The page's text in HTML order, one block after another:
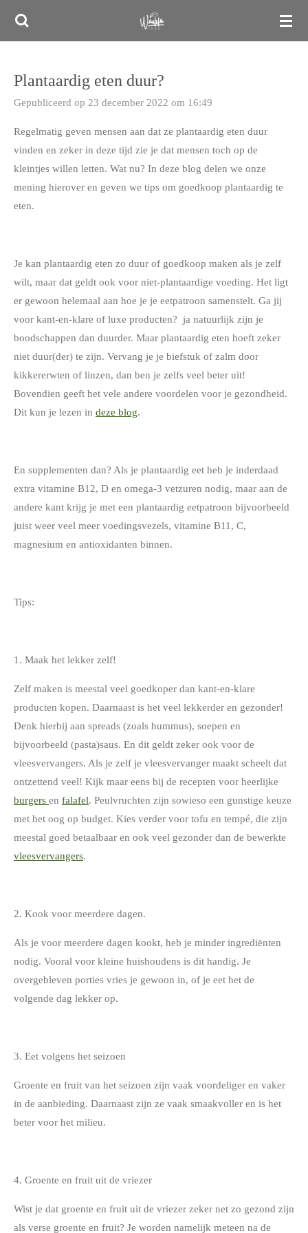
Ga
hoofdinhoud
Plantaardig eten duur?
Gepubliceerd op 23 december 2022 om 16:49
Regelmatig geven mensen aan dat ze plantaardig eten duur
vinden en zeker in deze tijd zie je dat mensen toch op de
kleintjes willen letten. Wat nu? In deze blog delen we onze
mening hierover en geven we tips om goedkoop plantaardig te
eten.
Je kan plantaardig eten zo duur of goedkoop maken als je zelf
wilt, maar dat geldt ook voor niet-plantaardige voeding. Het ligt
er gewoon helemaal aan hoe je je eetpatroon samenstelt. Ga jij
voor kant-en-klare of luxe producten? ja natuurlijk zijn je
boodschappen dan duurder. Maar plantaardig eten hoeft zeker
niet duur(der) te zijn. Vervang je je biefstuk of zalm door
kikkererwten of linzen, dan ben je zelfs veel beter uit!
Bovendien geeft het vele andere voordelen voor je gezondheid.
Dit kun je lezen in deze blog.
En supplementen dan? Als je plantaardig eet heb je inderdaad
extra vitamine B12, D en omega-3 vetzuren nodig, maar aan de
andere kant krijg je met een plantaardig eetpatroon bijvoorbeeld
juist weer veel meer voedingsvezels, vitamine B11, C,
magnesium en antioxidanten binnen.
Tips:
1. Maak het lekker zelf!
Zelf maken is meestal veel goedkoper dan kant-en-klare
producten kopen. Daarnaast is het veel lekkerder en gezonder!
Denk hierbij aan spreads (zoals hummus), soepen en
bijvoorbeeld (pasta)saus. En dit geldt zeker ook voor de
vleesvervangers. Als je zelf je vleesvervanger maakt scheelt dat
ontzettend veel! Kijk maar eens bij de recepten voor heerlijke
burgers en falafel. Peulvruchten zijn sowieso een gunstige keuze
met het oog op budget. Kies verder voor tofu en tempé, die zijn
meestal goed betaalbaar en ook veel gezonder dan de bewerkte
vleesvervangers.
2. Kook voor meerdere dagen.
Als je voor meerdere dagen kookt, heb je minder ingrediënten
nodig. Vooral voor kleine huishoudens is dit handig. Je
overgebleven porties vries je gewoon in, of je eet het de
volgende dag lekker op.
3. Eet volgens het seizoen
Groente en fruit van het seizoen zijn vaak voordeliger en vaker
in de aanbieding. Daarnaast zijn ze vaak smaakvoller en is het
beter voor het milieu.
4. Groente en fruit uit de vriezer
Wist je dat groente en fruit uit de vriezer zeker net zo gezond zijn
als verse groente en fruit? Je worden namelijk meteen na de